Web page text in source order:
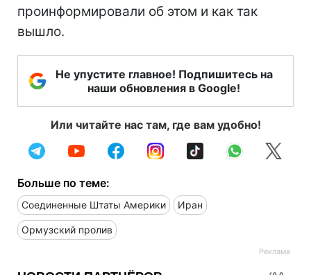
проинформировали об этом и как так
вышло.
Не упустите главное! Подпишитесь на
наши обновления в Google!
Или читайте нас там, где вам удобно!
Больше по теме:
Соединенные Штаты Америки Иран
Ормузский пролив